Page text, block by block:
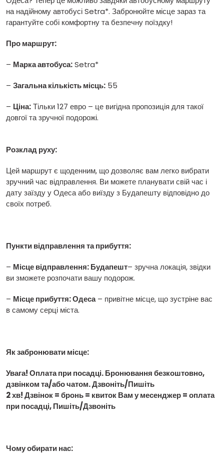
на надійному автобусі Setra*. Забронюйте місце зараз та
гарантуйте собі комфортну та безпечну поїздку!
Про маршрут:
– Марка автобуса:Setra*
– Загальна кількість місць: 55
– Ціна:Тільки 127 евро – це вигідна пропозиція для такої
довгої та зручної подорожі.
Розклад руху:
Цей маршрут є щоденним, що дозволяє вам легко вибрати
зручний час відправлення. Ви можете планувати свій час і
дату заїзду у Одеса або виїзду з Будапешту відповідно до
своїх потреб.
Пункти відправлення та прибуття:
– Місце відправлення: Будапешт– зручна локація, звідки
ви зможете розпочати вашу подорож.
– Місце прибуття: Одеса– привітне місце, що зустріне вас
в самому серці міста.
Як забронювати місце:
Увага! Оплата при посадці. Бронювання безкоштовно,
дзвінком та/або чатом. Дзвоніть/Пишіть
2 хв! Дзвінок = бронь = квиток Вам у месенджер = оплата
при посадці, Пишіть/Дзвоніть
Чому обирати нас: